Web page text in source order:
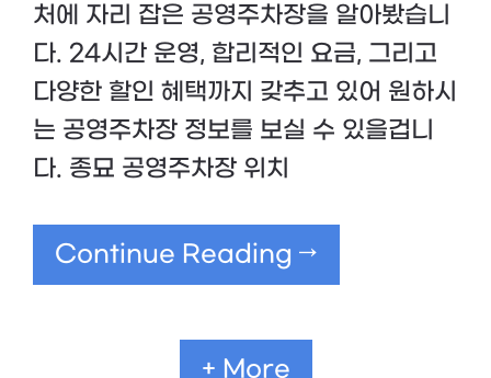
처에 자리 잡은 공영주차장을 알아봤습니
다. 24시간 운영, 합리적인 요금, 그리고
다양한 할인 혜택까지 갖추고 있어 원하시
는 공영주차장 정보를 보실 수 있을겁니
다. 종묘 공영주차장 위치
Continue Reading →
+ More